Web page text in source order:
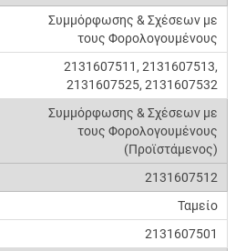
Συμμόρφωσης & Σχέσεων με
τους Φορολογουμένους
2131607511, 2131607513,
2131607525, 2131607532
Συμμόρφωσης & Σχέσεων με
τους Φορολογουμένους
(Προϊστάμενος)
2131607512
Ταμείο
2131607501